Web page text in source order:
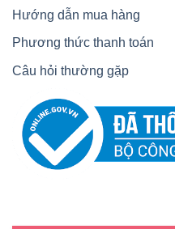
Hướng dẫn mua hàng
Phương thức thanh toán
Câu hỏi thường gặp